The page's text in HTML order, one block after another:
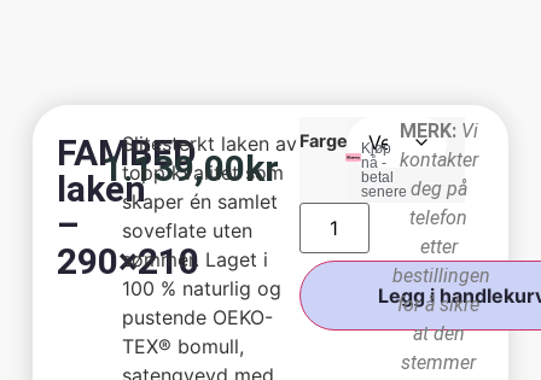
FAMBED
laken
–
290×210
1.139,00kr
Slitesterkt laken av
topp kvalitet som
skaper én samlet
soveflate uten
sømmer. Laget i
100 % naturlig og
pustende OEKO-
TEX® bomull,
satengvevd med
Farge
Legg i
Kjøp
nå -
betal
senere
MERK: Vi
kontakter
deg på
telefon
etter
bestillingen
for å sikre
at den
stemmer